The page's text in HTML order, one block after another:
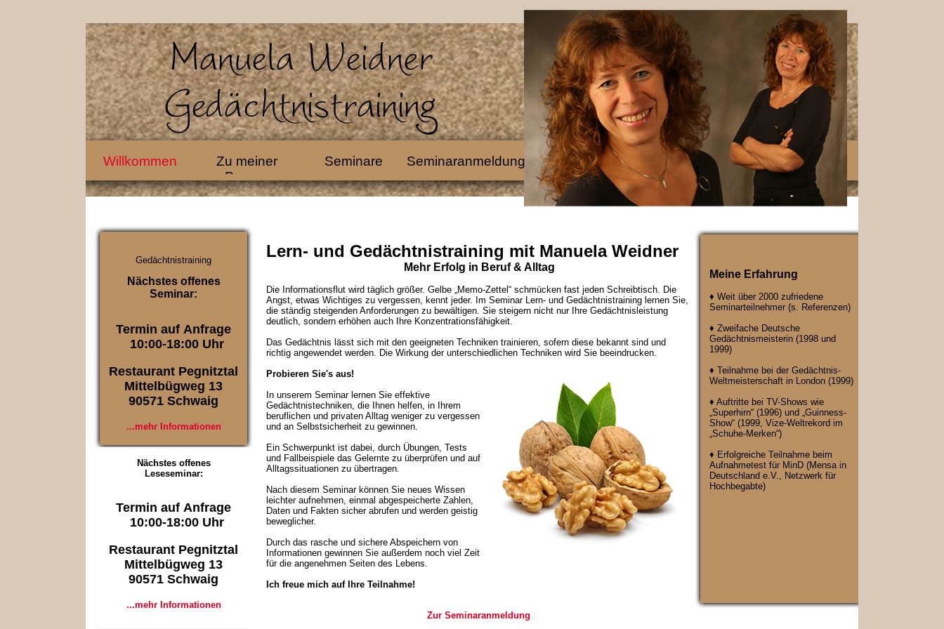
Willkommen
Zu meiner
Person
Seminare Seminaranmeldung
Gedächtnistraining
Nächstesoffenes
Seminar:
Termin auf Anfrage
10:00-18:00 Uhr
Restaurant Pegnitztal
Mittelbügweg 13
90571 Schwaig
...mehr Informationen
Nächstes offenes
Leseseminar:
Termin auf Anfrage
10:00-18:00 Uhr
Restaurant Pegnitztal
Mittelbügweg 13
90571 Schwaig
...mehr Informationen
Lern- und Gedächtnistraining mit Manuela Weidner
Mehr Erfolg in Beruf & Alltag
Die Informationsflut wird täglich größer. Gelbe „Memo-Zettel“ schmücken fast jeden Schreibtisch. Die
Angst, etwas Wichtiges zu vergessen, kennt jeder. Im Seminar Lern- und Gedächtnistraining lernen Sie,
die ständig steigenden Anforderungen zu bewältigen. Sie steigern nicht nur Ihre Gedächtnisleistung
deutlich, sondern erhöhen auch Ihre Konzentrationsfähigkeit.
Das Gedächtnis lässt sich mit den geeigneten Techniken trainieren, sofern diese bekannt sind und
richtig angewendet werden. Die Wirkung der unterschiedlichen Techniken wird Sie beeindrucken.
Probieren Sie's aus!
In unserem Seminar lernen Sie effektive
Gedächtnistechniken, die Ihnen helfen, in Ihrem
beruflichen und privaten Alltag weniger zu vergessen
und an Selbstsicherheit zu gewinnen.
Ein Schwerpunkt ist dabei, durch Übungen, Tests
und Fallbeispiele das Gelernte zu überprüfen und auf
Alltagssituationen zu übertragen.
Nach diesem Seminar können Sie neues Wissen
leichter aufnehmen, einmal abgespeicherte Zahlen,
Daten und Fakten sicher abrufen und werden geistig
beweglicher.
Durch das rasche und sichere Abspeichern von
Informationen gewinnen Sie außerdem noch viel Zeit
für die angenehmen Seiten des Lebens.
Ich freue mich auf Ihre Teilnahme!
Zur Seminaranmeldung
Meine Erfahrung
♦ Weit über 2000 zufriedene
Seminarteilnehmer (s. Referenzen)
♦ Zweifache Deutsche
Gedächtnismeisterin (1998 und
1999)
♦ Teilnahme bei der Gedächtnis-
Weltmeisterschaft in London (1999)
♦ Auftritte bei TV-Shows wie
„Superhirn“ (1996) und „Guinness-
Show“ (1999, Vize-Weltrekord im
„Schuhe-Merken“)
♦ Erfolgreiche Teilnahme beim
Aufnahmetest für MinD (Mensa in
Deutschland e.V., Netzwerk für
Hochbegabte)